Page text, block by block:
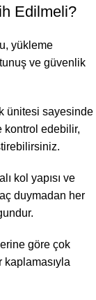
Edilmeli?
yükleme
ve güvenlik
ünitesi sayesinde
kontrol edebilir,
kol yapısı ve
duymadan her
göre çok
kaplamasıyla